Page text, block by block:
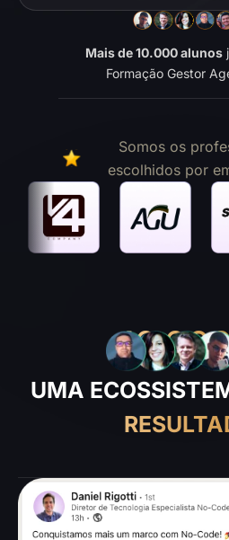
Mais de 10.000 alunos
Formação Gestor
Somos os
escolhidos por
+
UMA